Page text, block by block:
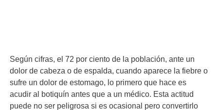
Según cifras, el 72 por ciento de la población, ante un
dolor de cabeza o de espalda, cuando aparece la fiebre o
sufre un dolor de estomago, lo primero que hace es
acudir al botiquín antes que a un médico. Esta actitud
puede no ser peligrosa si es ocasional pero convertirlo